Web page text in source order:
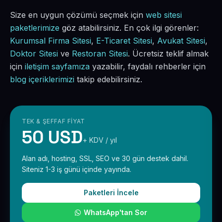
Size en uygun çözümü seçmek için web sitesi
paketlerimize göz atabilirsiniz. En çok ilgi görenler:
Kurumsal Firma Sitesi, E-Ticaret Sitesi, Avukat Sitesi,
Doktor Sitesi ve Restoran Sitesi. Ücretsiz teklif almak
için iletişim sayfamıza yazabilir, faydalı rehberler için
blog içeriklerimizi takip edebilirsiniz.
TEK & ŞEFFAF FIYAT
50 USD+ KDV / yıl
Alan adı, hosting, SSL, SEO ve 30 gün destek dahil.
Siteniz 1-3 iş günü içinde yayında.
Paketleri İncele
WhatsApp'tan Sor